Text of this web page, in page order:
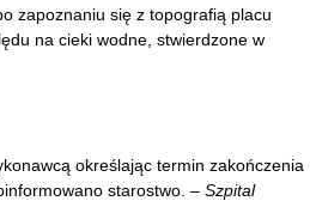
zapoznaniu się z topografią placu
na cieki wodne, stwierdzone w
określając termin zakończenia
starostwo. – Szpital